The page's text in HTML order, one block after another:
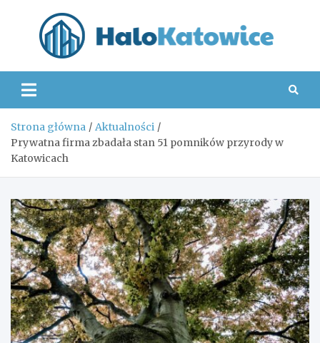
Strona główna
Aktualności
Prywatna firma zbadała stan 51 pomników przyrody w
Katowicach